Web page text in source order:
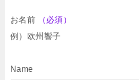
お名前
（必須）
例）欧州響子
Name